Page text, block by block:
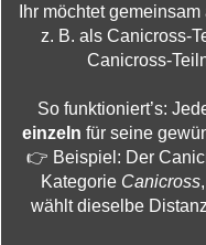
Ihr möchtet
z. B. als Canicross-
Canicross-
So funktioniert’s:
einzeln für seine
👉 Beispiel: Der
Kategorie Canicross
wählt dieselbe